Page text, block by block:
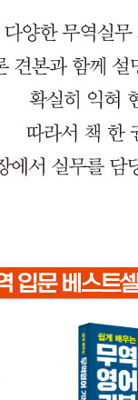
수입, 국내시장조사
보험 구약관에 의
L에 관해서｜신용
?｜유니패스(UNI-
계약서의 앞면(타